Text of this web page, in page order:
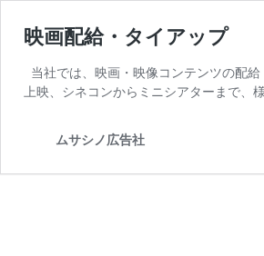
映画配給・タイアップ
当社では、映画・映像コンテンツの配
上映、シネコンからミニシアターまで
ムサシノ広告社